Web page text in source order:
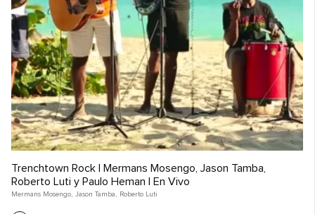
Trenchtown Rock | Mermans Mosengo, Jason Tamba,
Roberto Luti y Paulo Heman | En Vivo
Mermans Mosengo, Jason Tamba , Roberto Luti